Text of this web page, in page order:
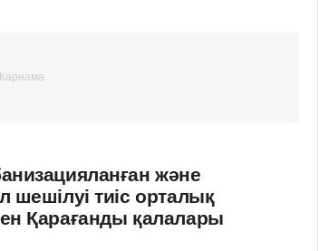
және
шешілуі тиіс орталық
Қарағанды қалалары